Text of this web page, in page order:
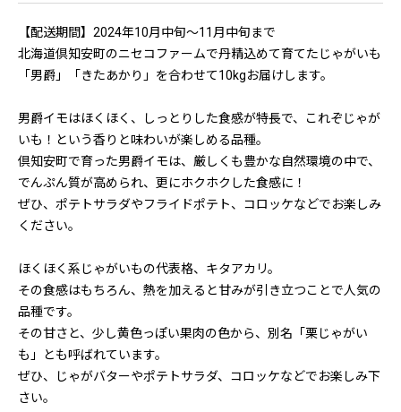
【配送期間】2024年10月中旬～11月中旬まで
北海道倶知安町のニセコファームで丹精込めて育てたじゃがいも
「男爵」「きたあかり」を合わせて10kgお届けします。
男爵イモはほくほく、しっとりした食感が特長で、これぞじゃが
いも！という香りと味わいが楽しめる品種。
倶知安町で育った男爵イモは、厳しくも豊かな自然環境の中で、
でんぷん質が高められ、更にホクホクした食感に！
ぜひ、ポテトサラダやフライドポテト、コロッケなどでお楽しみ
ください。
ほくほく系じゃがいもの代表格、キタアカリ。
その食感はもちろん、熱を加えると甘みが引き立つことで人気の
品種です。
その甘さと、少し黄色っぽい果肉の色から、別名「栗じゃがい
も」とも呼ばれています。
ぜひ、じゃがバターやポテトサラダ、コロッケなどでお楽しみ下
さい。